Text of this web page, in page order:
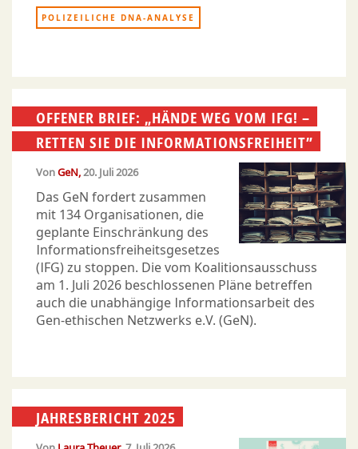
POLIZEILICHE DNA-ANALYSE
OFFENER BRIEF: „HÄNDE WEG VOM IFG! –
RETTEN SIE DIE INFORMATIONSFREIHEIT”
VonGeN 20. Juli 2026
Das GeN fordert zusammen
mit 134 Organisationen, die
geplante Einschränkung des
Informationsfreiheitsgesetzes
(IFG) zu stoppen. Die vom Koalitionsausschuss
am 1. Juli 2026 beschlossenen Pläne betreffen
auch die unabhängige Informationsarbeit des
Gen-ethischen Netzwerks e.V. (GeN).
JAHRESBERICHT 2025